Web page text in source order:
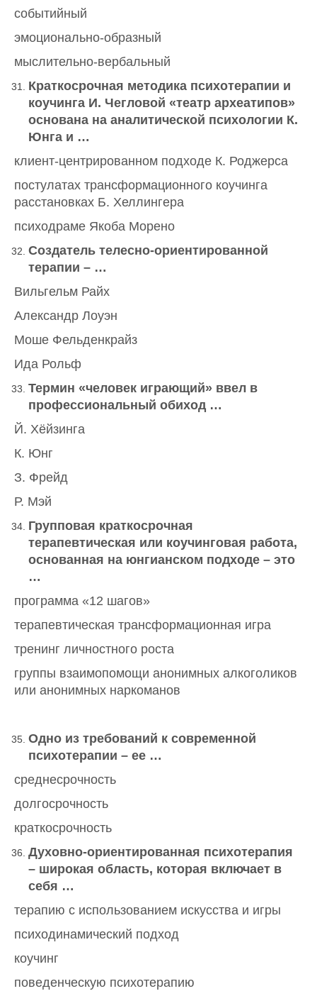
событийный
эмоционально-образный
мыслительно-вербальный
Краткосрочная методика психотерапии и
коучинга И. Чегловой «театр археатипов»
основана на аналитической психологии К.
Юнга и …
клиент-центрированном подходе К. Роджерса
постулатах трансформационного коучинга
расстановках Б. Хеллингера
психодраме Якоба Морено
Создатель телесно-ориентированной
терапии – …
Вильгельм Райх
Александр Лоуэн
Моше Фельденкрайз
Ида Рольф
Термин «человек играющий» ввел в
профессиональный обиход …
Й. Хёйзинга
К. Юнг
З. Фрейд
Р. Мэй
Групповая краткосрочная
терапевтическая или коучинговая работа,
основанная на юнгианском подходе – это
…
программа «12 шагов»
терапевтическая трансформационная игра
тренинг личностного роста
группы взаимопомощи анонимных алкоголиков
или анонимных наркоманов
Одно из требований к современной
психотерапии – ее …
среднесрочность
долгосрочность
краткосрочность
Духовно-ориентированная психотерапия
– широкая область, которая включает в
себя …
терапию с использованием искусства и игры
психодинамический подход
коучинг
поведенческую психотерапию